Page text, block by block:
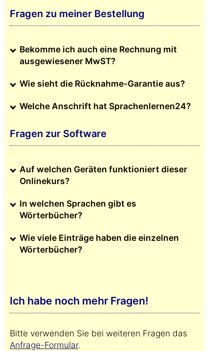
Fragen zu meiner Bestellung
Bekomme ich auch eine Rechnung mit
ausgewiesener MwST?
Wie sieht die Rücknahme-Garantie aus?
Welche Anschrift hat Sprachenlernen24?
Fragen zur Software
Auf welchen Geräten funktioniert dieser
Onlinekurs?
In welchen Sprachen gibt es
Wörterbücher?
Wie viele Einträge haben die einzelnen
Wörterbücher?
Ich habe noch mehr Fragen!
Bitte verwenden Sie bei weiteren Fragen das
Anfrage-Formular.